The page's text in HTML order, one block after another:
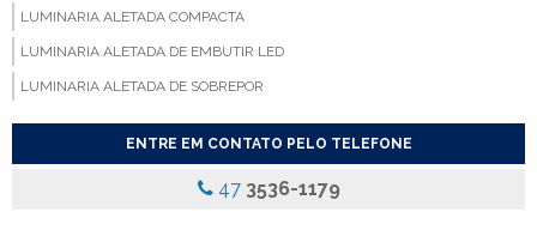
LUMINARIA ALETADA COMPACTA
LUMINARIA ALETADA DE EMBUTIR LED
LUMINARIA ALETADA DE SOBREPOR
LUMINARIA ALETADA EMBUTIR
ENTRE EM CONTATO PELO TELEFONE
47 3536-1179